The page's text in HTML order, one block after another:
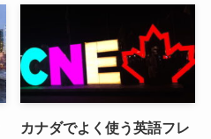
カナダでよく使う英語フレ